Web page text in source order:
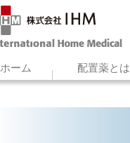
ホーム 配置薬とは